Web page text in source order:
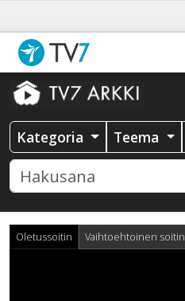
Kategoria Teema
Oletussoitin Vaihtoehtoinen soitin